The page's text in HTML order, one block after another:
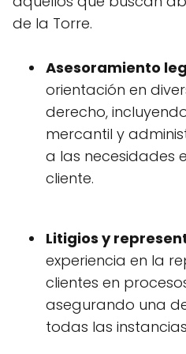
de la Torre.
Asesoramiento
orientación en
derecho,
mercantil y
a las necesidades
cliente.
Litigios y
experiencia en la
clientes en
asegurando una
todas las